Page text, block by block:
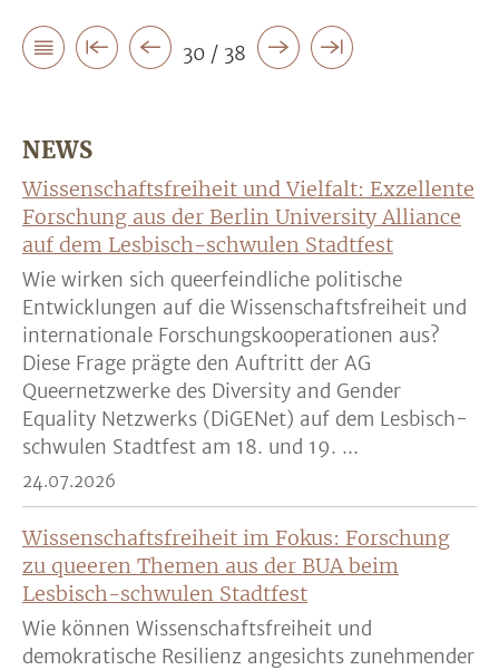
30 / 38
NEWS
Wissenschaftsfreiheit und Vielfalt: Exzellente
Forschung aus der Berlin University Alliance
auf dem Lesbisch-schwulen Stadtfest
Wie wirken sich queerfeindliche politische
Entwicklungen auf die Wissenschaftsfreiheit und
internationale Forschungskooperationen aus?
Diese Frage prägte den Auftritt der AG
Queernetzwerke des Diversity and Gender
Equality Netzwerks (DiGENet) auf dem Lesbisch-
schwulen Stadtfest am 18. und 19. ...
24.07.2026
Wissenschaftsfreiheit im Fokus: Forschung
zu queeren Themen aus der BUA beim
Lesbisch-schwulen Stadtfest
Wie können Wissenschaftsfreiheit und
demokratische Resilienz angesichts zunehmender